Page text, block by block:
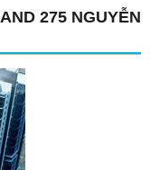
275 NGUYỄN